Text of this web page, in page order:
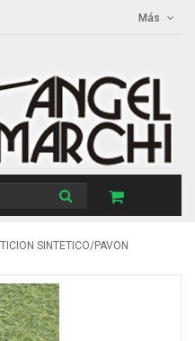
Más
SINTETICO/PAVON